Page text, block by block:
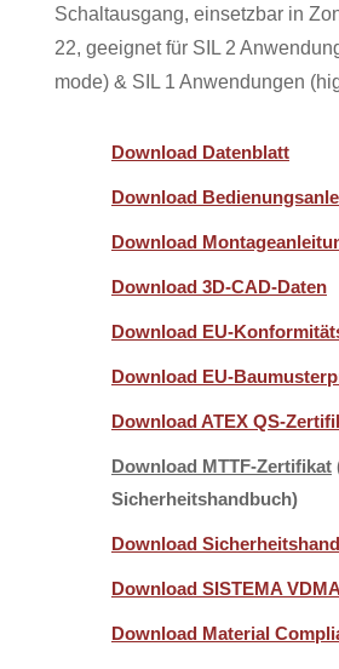
Schaltausgang, einsetzbar in
22, geeignet für SIL 2
mode) & SIL 1 Anwendungen
Download Datenblatt
Download
Download
Download 3D-CAD-Daten
Download EU-
Download EU-
Download ATEX QS-
Download MTTF-Zertifikat
Sicherheitshandbuch)
Download
Download SISTEMA
Download Material